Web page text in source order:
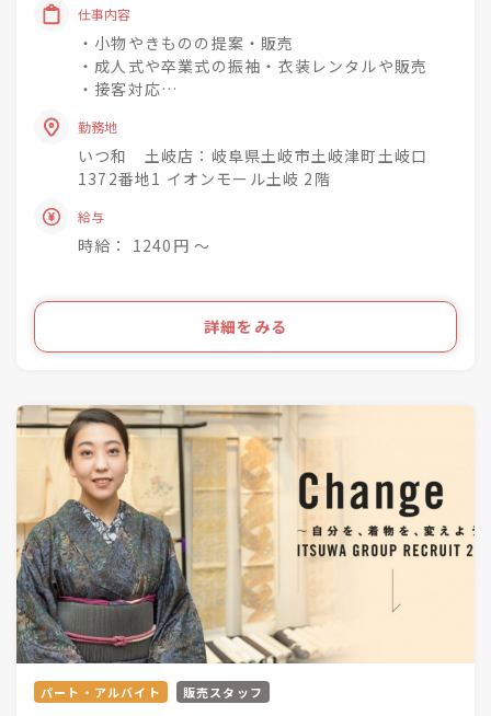
「一人でも多く、一度でも多く、
着物着姿を増やしていく」
という理念を掲げています♪
興味関心を深めながら
成長できる社風◎
「いつ和」29店舗
「いつ和・ふるーれ」4店舗
「成人式サロンKiRARA（振袖専門）」 4店舗
「きものの相談窓口MATSUYA」1店舗
●・○・●・○・●・○・●・〇
仕事内容
・小物やきものの提案・販売
・成人式や卒業式の振袖・衣装レンタルや販売
・接客対応
・おでかけ会 / 着付け教室 / お手入れ相談会のご
案内
お客様のそんな疑問や不安を解消して差し上げて
きものをより身近に、気軽に、そして楽しんで頂
ライフスタイルの多様化を実現するのが私たちの
勤務地
いつ和 土岐店：岐阜県土岐市土岐津町土岐口
1372番地1 イオンモール土岐 2階
給与
時給： 1240円 〜
詳細をみる
パート・アルバイト 販売スタッフ